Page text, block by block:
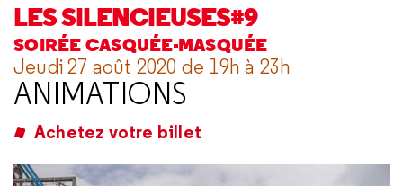
LES SILENCIEUSES#9
SOIRÉE CASQUÉE-MASQUÉE
Jeudi 27 août 2020 de 19h à 23h
ANIMATIONS
Achetez votre billet